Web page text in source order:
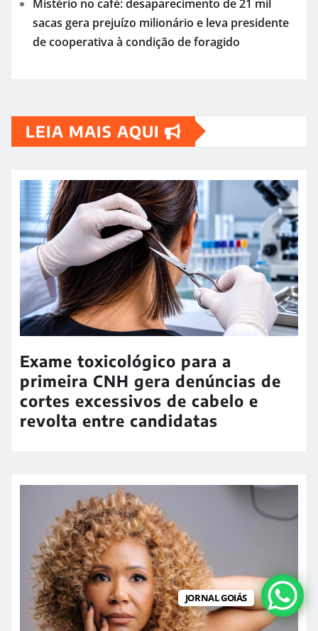
Mistério no café: desaparecimento de 21 mil
sacas gera prejuízo milionário e leva presidente
de cooperativa à condição de foragido
LEIA MAIS AQUI
Exame toxicológico para a
primeira CNH gera denúncias de
cortes excessivos de cabelo e
revolta entre candidatas
JORNAL GOIÁS